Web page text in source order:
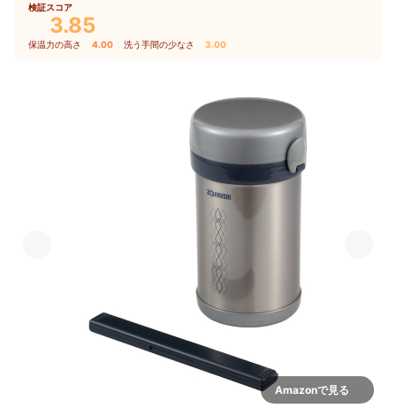
検証スコア
3.85
保温力の高さ 4.00 洗う手間の少なさ 3.00
Amazonで見る